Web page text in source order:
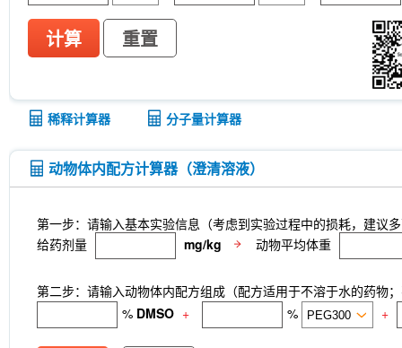
计算 重置
稀释计算器 分子量计算器
动物体内配方计算器（澄清溶液）
第一步：请输入基本实验信息（考虑到实验过程中的损耗，建议
给药剂量
mg/kg 动物平均体重
第二步：请输入动物体内配方组成（配方适用于不溶于水的药物
% DMSO + % +